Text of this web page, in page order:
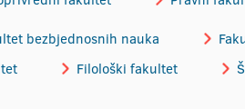
bezbjednosnih nauka
Filološki fakultet